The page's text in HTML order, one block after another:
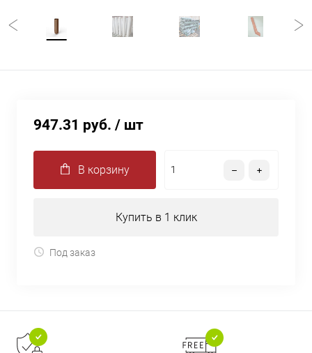
947.31 руб. / шт
В корзину
Купить в 1 клик
Под заказ